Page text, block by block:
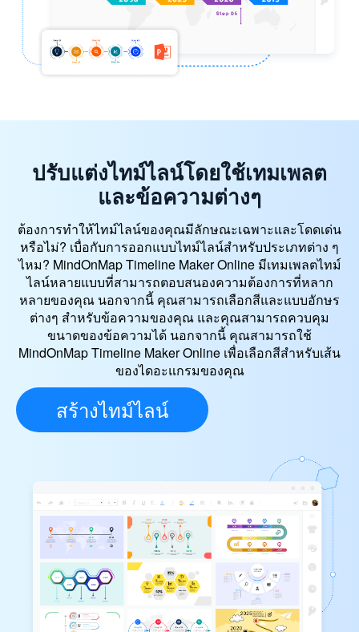
ปรับแต่งไทม์ไลน์โดยใช้เทมเพลต
และข้อความต่างๆ
ต้องการทำให้ไทม์ไลน์ของคุณมีลักษณะเฉพาะและโดดเด่น
หรือไม่? เบื่อกับการออกแบบไทม์ไลน์สำหรับประเภทต่าง ๆ
ไหม? MindOnMap Timeline Maker Online มีเทมเพลตไทม์
ไลน์หลายแบบที่สามารถตอบสนองความต้องการที่หลาก
หลายของคุณ นอกจากนี้ คุณสามารถเลือกสีและแบบอักษร
ต่างๆ สำหรับข้อความของคุณ และคุณสามารถควบคุม
ขนาดของข้อความได้ นอกจากนี้ คุณสามารถใช้
MindOnMap Timeline Maker Online เพื่อเลือกสีสำหรับเส้น
ของไดอะแกรมของคุณ
สร้างไทม์ไลน์